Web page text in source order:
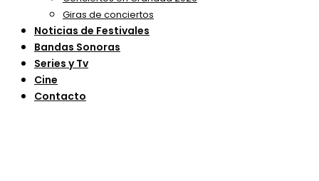
Giras de conciertos
Noticias de Festivales
Bandas Sonoras
Series y Tv
Cine
Contacto